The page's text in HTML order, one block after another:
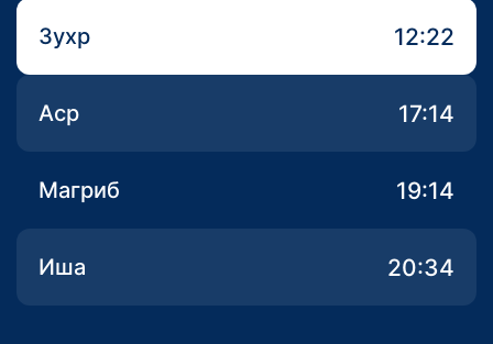
Зухр 12:22
Аср 17:14
Магриб 19:14
Иша 20:34